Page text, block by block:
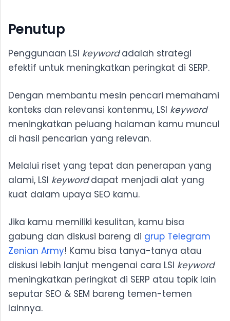
Penutup
Penggunaan LSI keywordadalah strategi
efektif untuk meningkatkan peringkat di SERP.
Dengan membantu mesin pencari memahami
konteks dan relevansi kontenmu, LSI keyword
meningkatkan peluang halaman kamu muncul
di hasil pencarian yang relevan.
Melalui riset yang tepat dan penerapan yang
alami, LSI keyworddapat menjadi alat yang
kuat dalam upaya SEO kamu.
Jika kamu memiliki kesulitan, kamu bisa
gabung dan diskusi bareng di grup Telegram
Zenian Army! Kamu bisa tanya-tanya atau
diskusi lebih lanjut mengenai cara LSI keyword
meningkatkan peringkat di SERP atau topik lain
seputar SEO & SEM bareng temen-temen
lainnya.